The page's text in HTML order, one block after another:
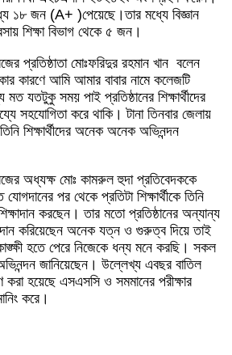
১৮ জন (A+ )পেয়েছে।তার মধ্যে বিজ্ঞান
শিক্ষা বিভাগ থেকে ৫ জন।
প্রতিষ্ঠাতা মোঃফরিদুর রহমান খান বলেন
কারণে আমি আমার বাবার নামে কলেজটি
যতটুকু সময় পাই প্রতিষ্ঠানের শিক্ষার্থীদের
সহযোগিতা করে থাকি। টানা তিনবার জেলায়
শিক্ষার্থীদের অনেক অনেক অভিনন্দন
অধ্যক্ষ মোঃ কামরুল হুদা প্রতিবেদককে
যোগদানের পর থেকে প্রতিটা শিক্ষার্থীকে তিনি
করছেন। তার মতো প্রতিষ্ঠানের অন্যান্য
করিয়েছেন অনেক যত্ন ও গুরুত্ব দিয়ে তাই
হতে পেরে নিজেকে ধন্য মনে করছি। সকল
অভিনন্দন জানিয়েছেন। উল্লেখ্য এবছর বাতিল
করা হয়েছে এসএসসি ও সমমানের পরীক্ষার
করে।